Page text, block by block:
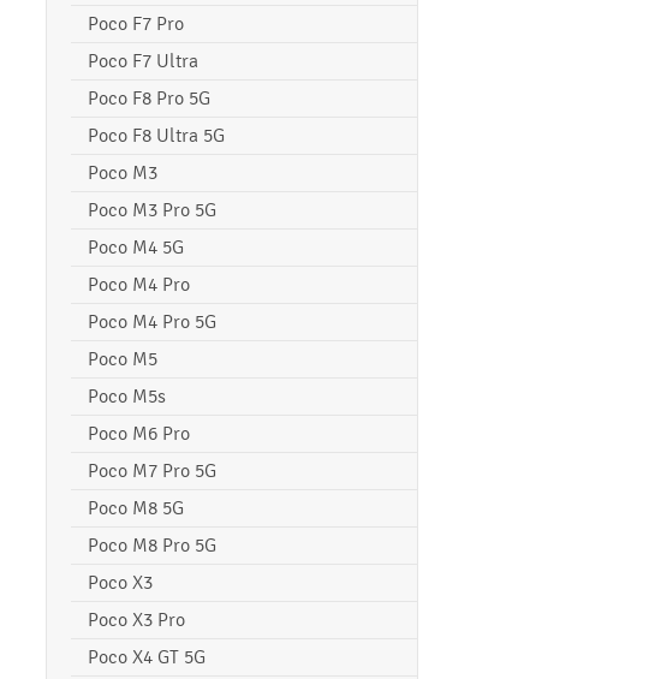
Poco F7 Pro
Poco F7 Ultra
Poco F8 Pro 5G
Poco F8 Ultra 5G
Poco M3
Poco M3 Pro 5G
Poco M4 5G
Poco M4 Pro
Poco M4 Pro 5G
Poco M5
Poco M5s
Poco M6 Pro
Poco M7 Pro 5G
Poco M8 5G
Poco M8 Pro 5G
Poco X3
Poco X3 Pro
Poco X4 GT 5G